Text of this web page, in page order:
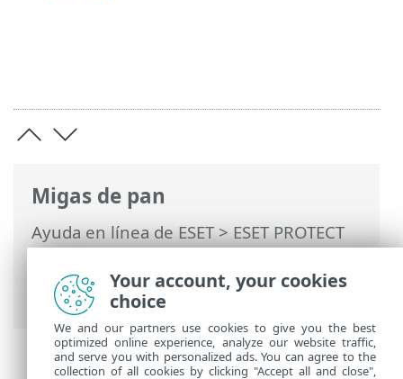
Migas de pan
Ayuda en línea de ESET>ESET PROTECT
On-Prem>Preguntas frecuentes del
Aparato Virtual de ESET PROTECT>
Configurar la conexión de dominio
Your account, your cookies
choice
We and our partners use cookies to give you the best
optimized online experience, analyze our website traffic,
and serve you with personalized ads. You can agree to the
collection of all cookies by clicking "Accept all and close",